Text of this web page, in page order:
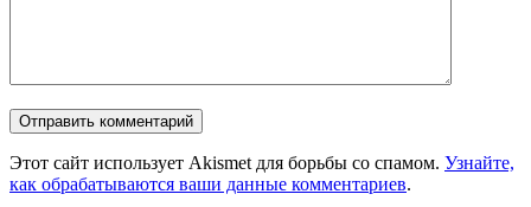
Этот сайт использует Akismet для борьбы со спамом. Узнайте,
как обрабатываются ваши данные комментариев.